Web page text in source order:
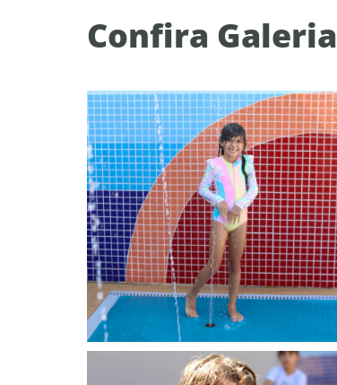
Confira Galeria